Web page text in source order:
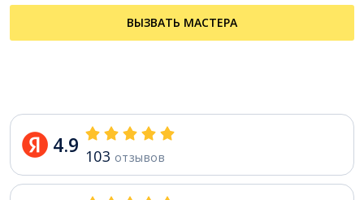
ВЫЗВАТЬ МАСТЕРА
4.9 103 отзывов